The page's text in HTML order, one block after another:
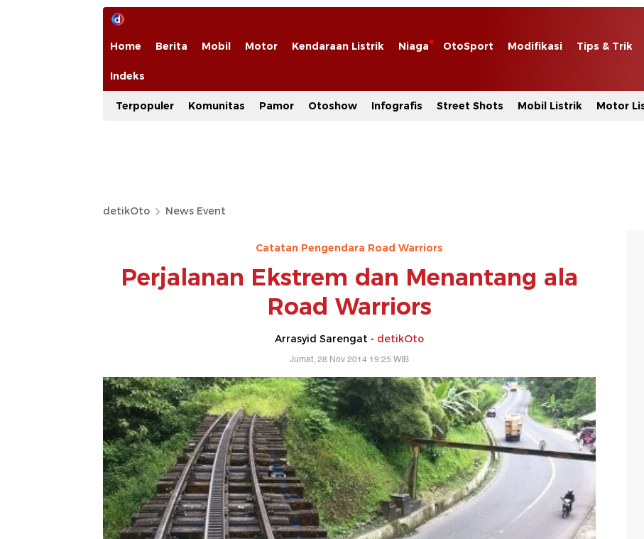
Home Berita Mobil Motor Kendaraan Listrik Niaga OtoSport Modifikasi Tips & Trik
Indeks
Terpopuler Komunitas Pamor Otoshow Infografis Street Shots Mobil Listrik Motor
detikOto News Event
Catatan Pengendara Road Warriors
Perjalanan Ekstrem dan Menantang ala
Road Warriors
Arrasyid Sarengat - detikOto
Jumat, 28 Nov 2014 19:25 WIB